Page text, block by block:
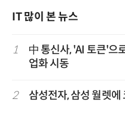
IT 많이 본 뉴스
1
中 통신사, 'AI 토큰'으
업화 시동
2 삼성전자, 삼성 월렛